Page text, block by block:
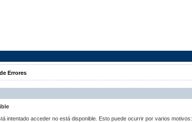
Errores
intentado acceder no está disponible. Esto puede ocurrir por varios motivos: